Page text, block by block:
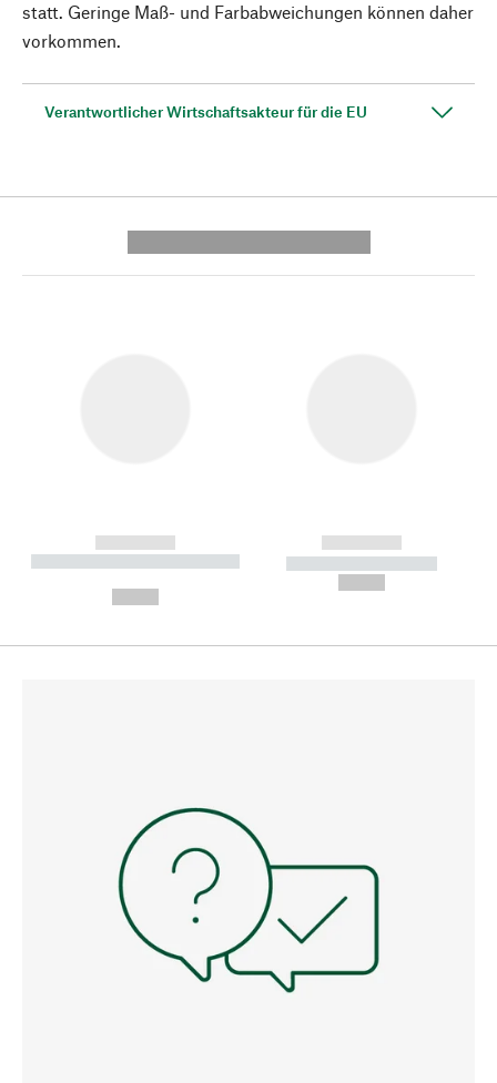
statt. Geringe Maß- und Farbabweichungen können daher
vorkommen.
Verantwortlicher Wirtschaftsakteur für die EU
------------
----------- ----------- --------
------------
----------- -----------